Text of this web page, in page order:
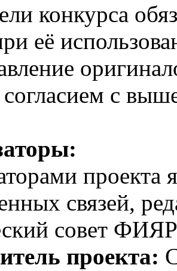
конкурса
её
согласием с
связей,
совет
проекта: